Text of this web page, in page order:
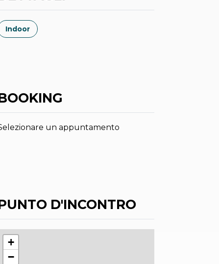
Indoor
un appuntamento
D'INCONTRO
+
−